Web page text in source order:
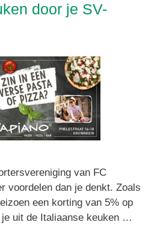
door je SV-
van FC
voordelen dan je denkt. Zoals
een korting van 5% op
uit de Italiaanse keuken …